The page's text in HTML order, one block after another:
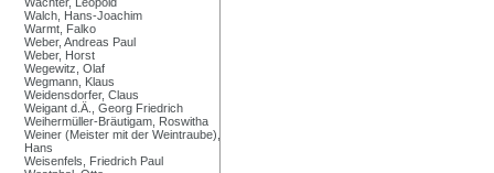
Walch, Hans-Joachim
Warmt, Falko
Weber, Andreas Paul
Weber, Horst
Wegewitz, Olaf
Wegmann, Klaus
Weidensdorfer, Claus
Weigant d.Ä., Georg Friedrich
Weihermüller-Bräutigam, Roswitha
Weiner (Meister mit der Weintraube),
Hans
Weisenfels, Friedrich Paul